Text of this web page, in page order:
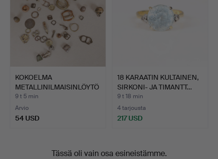
KOKOELMA
METALLINILMAISINLÖYTÖ
JÄ JA ESINEI…
9 t 5 min
Arvio
54 USD
18 KARAATIN KULTAINEN,
SIRKONI- JA TIMANTT…
9 t 18 min
4 tarjousta
217 USD
Tässä oli vain osa esineistämme.